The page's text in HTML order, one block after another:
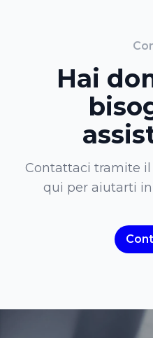
Hai
Contattaci tramite
qui per aiutarti